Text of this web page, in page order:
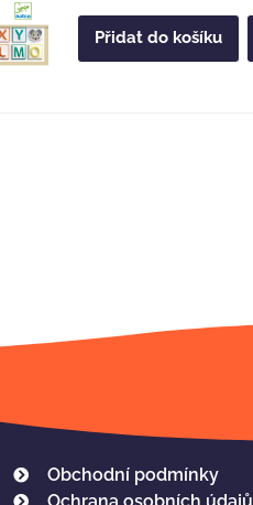
Přidat do košíku
Obchodní podmínky
Ochrana osobních údajů